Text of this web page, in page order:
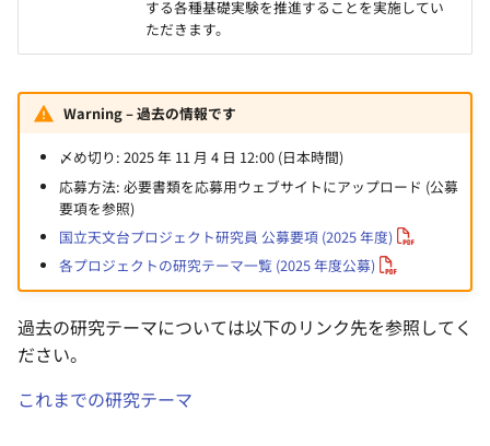
する各種基礎実験を推進することを実施してい
ただきます。
Warning – 過去の情報です
〆め切り: 2025 年 11 月 4 日 12:00 (日本時間)
応募方法: 必要書類を応募用ウェブサイトにアップロード (公募
要項を参照)
国立天文台プロジェクト研究員 公募要項 (2025 年度)
各プロジェクトの研究テーマ一覧 (2025 年度公募)
過去の研究テーマについては以下のリンク先を参照してく
ださい。
これまでの研究テーマ